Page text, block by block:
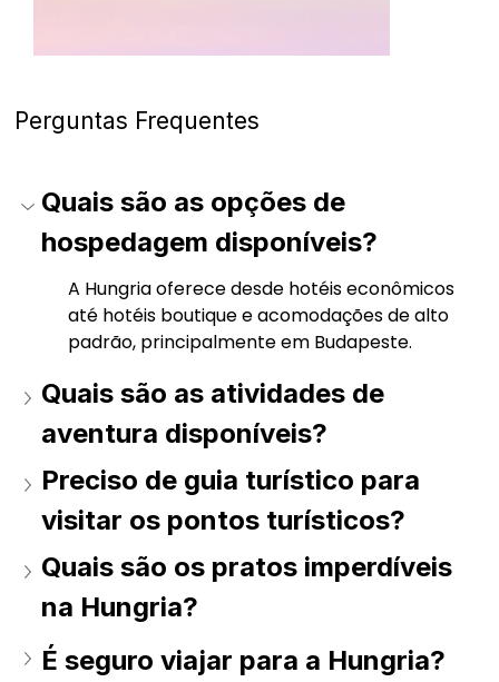
Perguntas Frequentes
Quais são as opções de
hospedagem disponíveis?
A Hungria oferece desde hotéis econômicos
até hotéis boutique e acomodações de alto
padrão, principalmente em Budapeste.
Quais são as atividades de
aventura disponíveis?
Preciso de guia turístico para
visitar os pontos turísticos?
Quais são os pratos imperdíveis
na Hungria?
É seguro viajar para a Hungria?